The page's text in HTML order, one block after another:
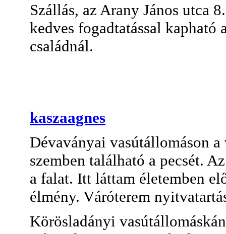
Szállás, az Arany János utca
kedves fogadtatással
családnál.
kaszaagnes
Dévaványai vasútállomáson
szemben található a pecsét.
a falat. Itt láttam életemben
élmény. Váróterem
Körösladányi